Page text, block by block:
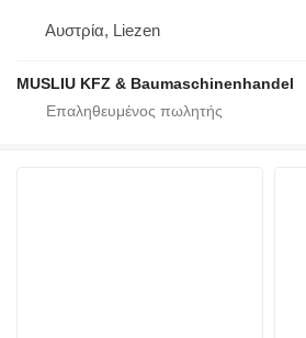
Αυστρία, Liezen
MUSLIU KFZ & Baumaschinenhandel